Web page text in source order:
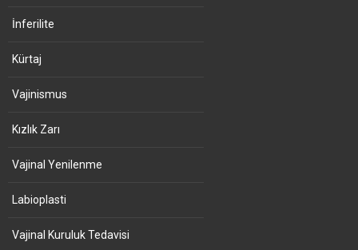
İnferilite
Kürtaj
Vajinismus
Kızlık Zarı
Vajinal Yenilenme
Labioplasti
Vajinal Kuruluk Tedavisi